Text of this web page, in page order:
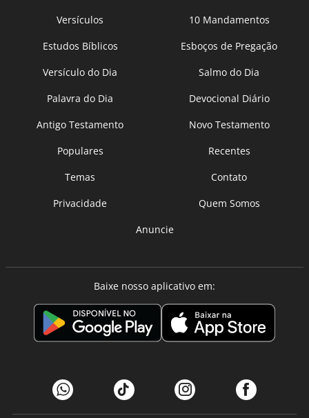
Versículos
10 Mandamentos
Estudos Bíblicos
Esboços de Pregação
Versículo do Dia
Salmo do Dia
Palavra do Dia
Devocional Diário
Antigo Testamento
Novo Testamento
Populares
Recentes
Temas
Contato
Privacidade
Quem Somos
Anuncie
Baixe nosso aplicativo em: